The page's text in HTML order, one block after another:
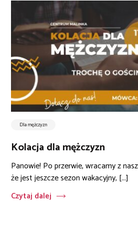
Dla mężczyzn
Kolacja dla mężczyzn
Panowie! Po przerwie, wracamy z
że jest jeszcze sezon wakacyjny, [...]
Czytaj dalej